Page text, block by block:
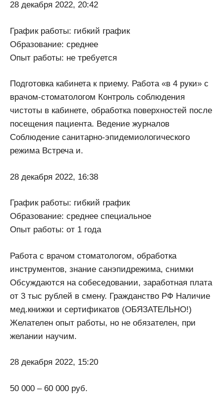
28 декабря 2022, 20:42
График работы: гибкий график
Образование: среднее
Опыт работы: не требуется
Подготовка кабинета к приему. Работа «в 4 руки» с
врачом-стоматологом Контроль соблюдения
чистоты в кабинете, обработка поверхностей после
посещения пациента. Ведение журналов
Соблюдение санитарно-эпидемиологического
режима Встреча и.
28 декабря 2022, 16:38
График работы: гибкий график
Образование: среднее специальное
Опыт работы: от 1 года
Работа с врачом стоматологом, обработка
инструментов, знание санэпидрежима, снимки
Обсуждаются на собеседовании, заработная плата
от 3 тыс рублей в смену. Гражданство РФ Наличие
мед.книжки и сертификатов (ОБЯЗАТЕЛЬНО!)
Желателен опыт работы, но не обязателен, при
желании научим.
28 декабря 2022, 15:20
50 000 – 60 000 руб.